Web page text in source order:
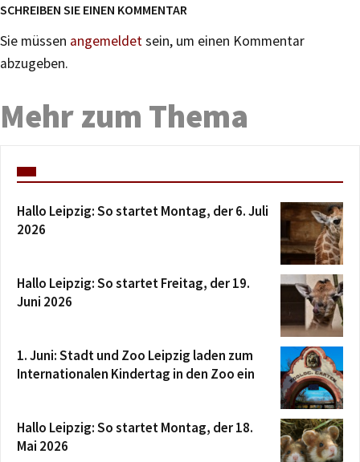
SCHREIBEN SIE EINEN KOMMENTAR
Sie müssen angemeldetsein, um einen Kommentar
abzugeben.
Mehr zum Thema
Hallo Leipzig: So startet Montag, der 6. Juli
2026
Hallo Leipzig: So startet Freitag, der 19.
Juni 2026
1. Juni: Stadt und Zoo Leipzig laden zum
Internationalen Kindertag in den Zoo ein
Hallo Leipzig: So startet Montag, der 18.
Mai 2026